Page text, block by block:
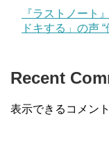
『ラストノート
ドキする」の声
Recent
表示できるコメン